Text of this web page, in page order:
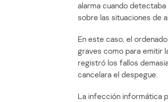
alarma cuando
sobre las situaciones de
En este caso, el
graves como para emitir
registró los fallos
cancelara el despegue.
La infección informática